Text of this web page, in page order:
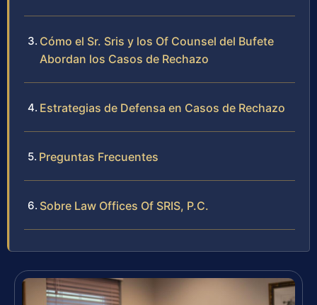
Cómo el Sr. Sris y los Of Counsel del Bufete
Abordan los Casos de Rechazo
Estrategias de Defensa en Casos de Rechazo
Preguntas Frecuentes
Sobre Law Offices Of SRIS, P.C.